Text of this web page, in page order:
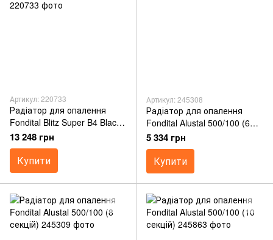
Артикул: 220733
Радіатор для опалення
Fondital Blitz Super B4 Black
Coffee 500/100 (12 секцій)
13 248 грн
Купити
Артикул: 245308
Радіатор для опалення
Fondital Alustal 500/100 (6
секцій)
5 334 грн
Купити